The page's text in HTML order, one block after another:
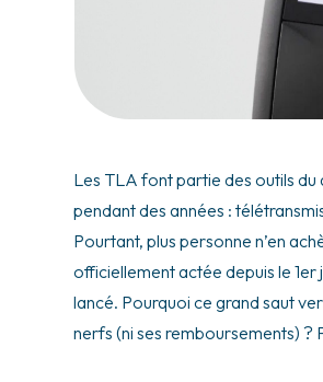
Les TLA font partie des outils du
pendant des années :
Pourtant, plus personne n’en
officiellement actée depuis le
lancé. Pourquoi ce grand saut
nerfs (ni ses remboursements) ?